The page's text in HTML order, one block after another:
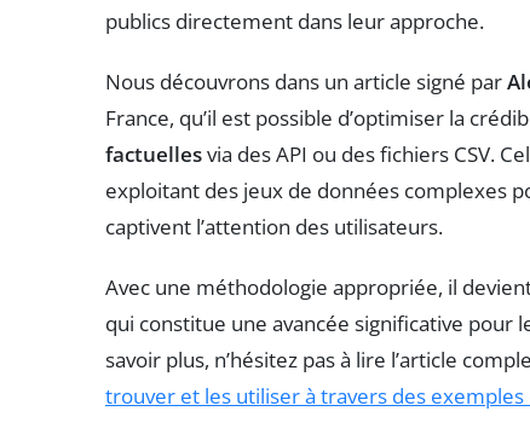
publics directement dans leur approche.
Nous découvrons dans un article signé par
France, qu’il est possible d’optimiser la
factuellesvia des API ou des fichiers CSV.
exploitant des jeux de données complexes
captivent l’attention des utilisateurs.
Avec une méthodologie appropriée, il
qui constitue une avancée significative pour
savoir plus, n’hésitez pas à lire l’article
trouver et les utiliser à travers des exemples